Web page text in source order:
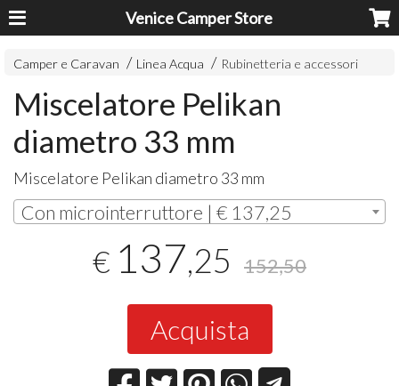
Venice Camper Store
Camper e Caravan Linea Acqua Rubinetteria e accessori
Miscelatore Pelikan
diametro 33 mm
Miscelatore Pelikan diametro 33 mm
Con microinterruttore | € 137,25
€ 137,25 152,50
Acquista